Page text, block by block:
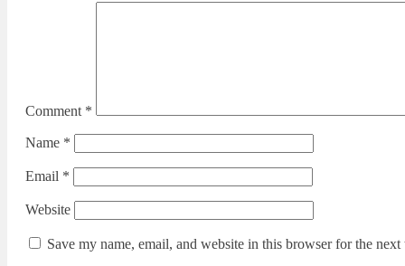
Comment *
Name *
Email *
Website
Save my name, email, and website in this browser for the